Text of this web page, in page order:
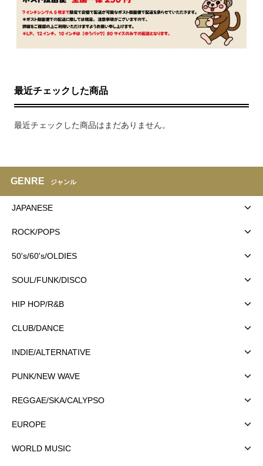
最近チェックした商品
最近チェックした商品はまだありません。
GENRE ジャンル
JAPANESE
ROCK/POPS
50's/60's/OLDIES
SOUL/FUNK/DISCO
HIP HOP/R&B
CLUB/DANCE
INDIE/ALTERNATIVE
PUNK/NEW WAVE
REGGAE/SKA/CALYPSO
EUROPE
WORLD MUSIC